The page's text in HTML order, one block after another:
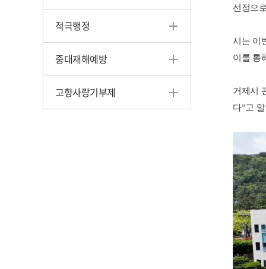
적극행정
중대재해예방
고향사랑기부제
선정으
시는 이
이를 통
거제시
다”고